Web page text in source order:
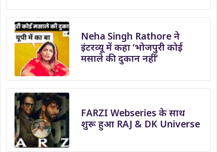
Neha Singh Rathore ने
इंटरव्यू में कहा ‘भोजपुरी कोई
मसाले की दुकान नहीं’
FARZI Webseries के साथ
शुरू हुआ RAJ & DK Universe